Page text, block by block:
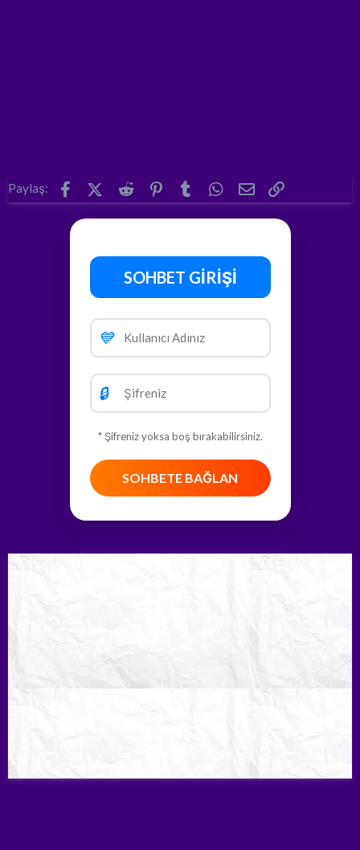
Paylaş: FacebookX (Twitter)
Reddit Pinterest
Tumblr WhatsApp
E-posta
SOHBET GİRİŞİ
💙
🔒
* Şifreniz yoksa boş bırakabilirsiniz.
SOHBETE BAĞLAN